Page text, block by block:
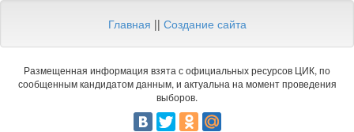
Главная || Создание сайта
Размещенная информация взята с официальных ресурсов ЦИК, по
сообщенным кандидатом данным, и актуальна на момент проведения
выборов.